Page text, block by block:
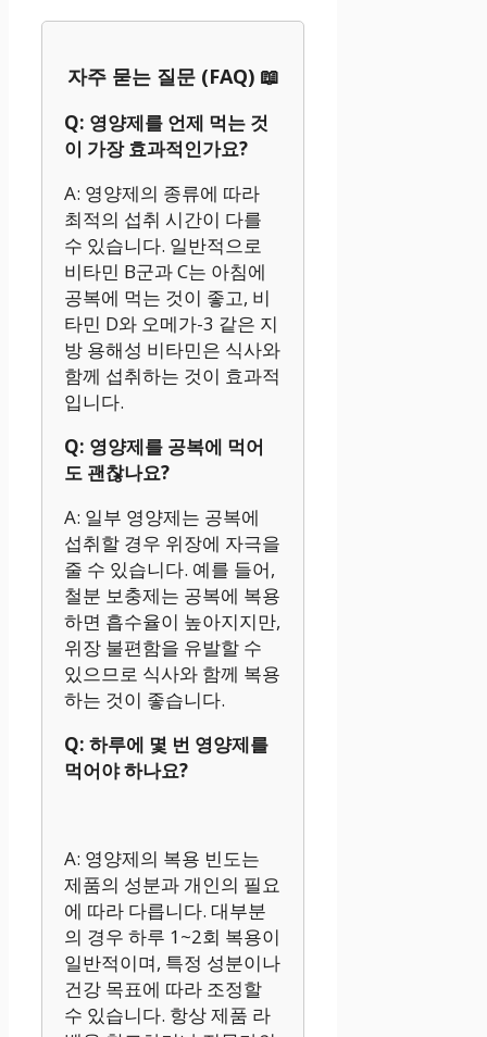
자주 묻는 질문 (FAQ) 📖
Q: 영양제를 언제 먹는 것
이 가장 효과적인가요?
A: 영양제의 종류에 따라
최적의 섭취 시간이 다를
수 있습니다. 일반적으로
비타민 B군과 C는 아침에
공복에 먹는 것이 좋고, 비
타민 D와 오메가-3 같은 지
방 용해성 비타민은 식사와
함께 섭취하는 것이 효과적
입니다.
Q: 영양제를 공복에 먹어
도 괜찮나요?
A: 일부 영양제는 공복에
섭취할 경우 위장에 자극을
줄 수 있습니다. 예를 들어,
철분 보충제는 공복에 복용
하면 흡수율이 높아지지만,
위장 불편함을 유발할 수
있으므로 식사와 함께 복용
하는 것이 좋습니다.
Q: 하루에 몇 번 영양제를
먹어야 하나요?
A: 영양제의 복용 빈도는
제품의 성분과 개인의 필요
에 따라 다릅니다. 대부분
의 경우 하루 1~2회 복용이
일반적이며, 특정 성분이나
건강 목표에 따라 조정할
수 있습니다. 항상 제품 라